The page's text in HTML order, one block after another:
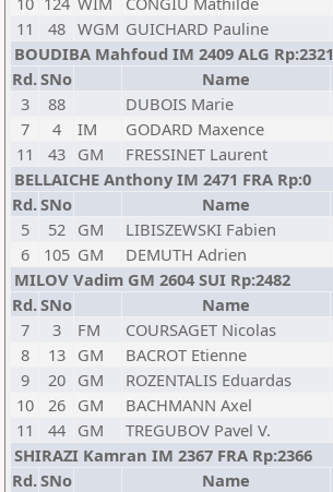
11
48 WGM GUICHARD Pauline
BOUDIBA Mahfoud IM 2409 ALG Rp:2321
Rd.SNo Name
3
88 DUBOIS Marie
7
4 IM GODARD Maxence
11
43 GM FRESSINET Laurent
BELLAICHE Anthony IM 2471 FRA Rp:0
Rd.SNo Name
5
52 GM LIBISZEWSKI Fabien
6
105 GM DEMUTH Adrien
MILOV Vadim GM 2604 SUI Rp:2482
Rd.SNo Name
7
3 FM COURSAGET Nicolas
8
13 GM BACROT Etienne
9
20 GM ROZENTALIS Eduardas
10
26 GM BACHMANN Axel
11
44 GM TREGUBOV Pavel V.
SHIRAZI Kamran IM 2367 FRA Rp:2366
Rd.SNo Name